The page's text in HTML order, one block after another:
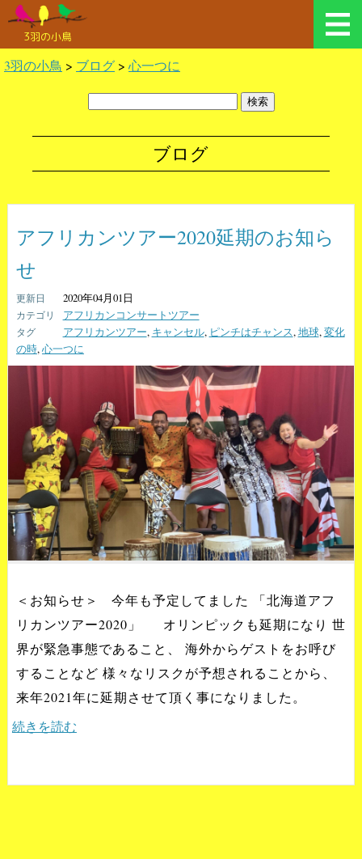
3羽の小鳥
3羽の小鳥 > ブログ > 心一つに
ブログ
アフリカンツアー2020延期のお知ら
せ
2020年04月01日
アフリカンコンサートツアー
アフリカンツアー, キャンセル, ピンチはチャンス,地球,変化
の時,心一つに
＜お知らせ＞ 今年も予定してました 「北海道アフ
リカンツアー2020」 オリンピックも延期になり 世
界が緊急事態であること、 海外からゲストをお呼び
することなど 様々なリスクが予想されることから、
来年2021年に延期させて頂く事になりました。
続きを読む